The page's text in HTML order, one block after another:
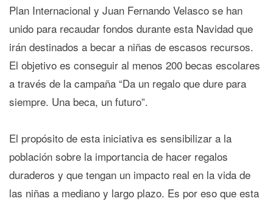
Plan Internacional y Juan Fernando Velasco se han
unido para recaudar fondos durante esta Navidad que
irán destinados a becar a niñas de escasos recursos.
El objetivo es conseguir al menos 200 becas escolares
a través de la campaña “Da un regalo que dure para
siempre. Una beca, un futuro”.
El propósito de esta iniciativa es sensibilizar a la
población sobre la importancia de hacer regalos
duraderos y que tengan un impacto real en la vida de
las niñas a mediano y largo plazo. Es por eso que esta